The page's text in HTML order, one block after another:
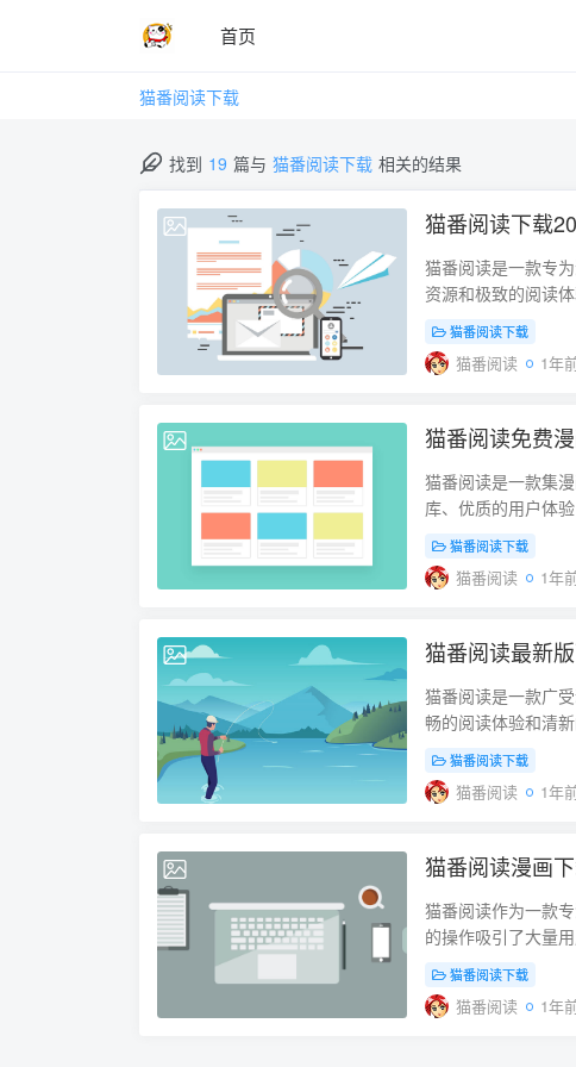
首页
猫番阅读下载
找到 19 篇与 猫番阅读下载 相关的结果
2025-04-15
猫番阅读下载
猫番阅读是一款专
资源和极致的阅读
猫番阅读都能满足
定义的阅读设置，
海量漫画资源 猫番
新，确保用户第一
画，还包括了单行
提供高清的漫画内
的视觉效果。平台
翻页动画、背景色
造最适合自己的阅
还是对某些作者情
品，让你快速发现
欢的漫画下载到手
长途旅行或者在网
的一个亮点是没有
净的阅读体验。没
Reading”，找到正
方网站下载APK文
制无法下载，可以
用户可以获取到该
官网或者其他渠道
猫番阅读下载
猫番阅读 1年
2025-03-22
猫番阅读免费
猫番阅读是一款集
库、优质的用户体
彩的阅读内容，以
丰富的内容。 一、
商店。尽管猫番阅
用商店，它提供了
载后直接进行安装
户提供了稳定的应
用户优化的下载速
APK文件 如果你无
方法。以下是操作
未知来源的应用”。
后，使用文件管理
过云存储同步安装
文件备份到云存储
如下： 下载APK文
APK文件上传至云
猫番阅读下载
猫番阅读 1年
2025-03-22
猫番阅读最新
猫番阅读是一款广
畅的阅读体验和清
装猫番阅读软件，
并畅享海量的漫画
法是通过应用商店
APKPure APKPure
阅读APK文件，适
区限制，还能确保
应用市场之一，涵
网是一个聚集大量
以在酷安网上搜索
猫番阅读下载
猫番阅读 1年
2025-03-22
猫番阅读漫画
猫番阅读作为一款
的操作吸引了大量
一些独一无二的最
通过官方应用商店
支持Google Play，
猫番阅读下载
猫番阅读 1年